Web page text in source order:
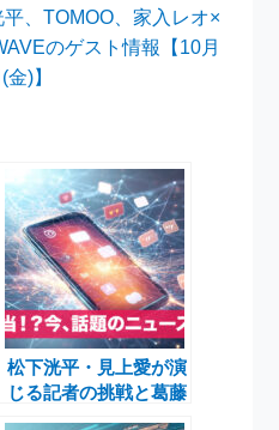
、TOMOO、家入レオ×
のゲスト情報【10月
)】
松下洸平・見上愛が演
じる記者の挑戦と葛藤
を描くショートドラマ